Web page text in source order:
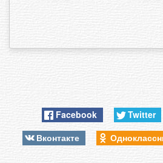
Facebook Twitter
Вконтакте